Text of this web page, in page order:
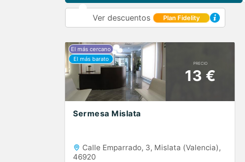
Ver descuentos Plan Fidelity
PRECIO
13 €
Sermesa Mislata
Calle Emparrado, 3, Mislata (Valencia),
46920